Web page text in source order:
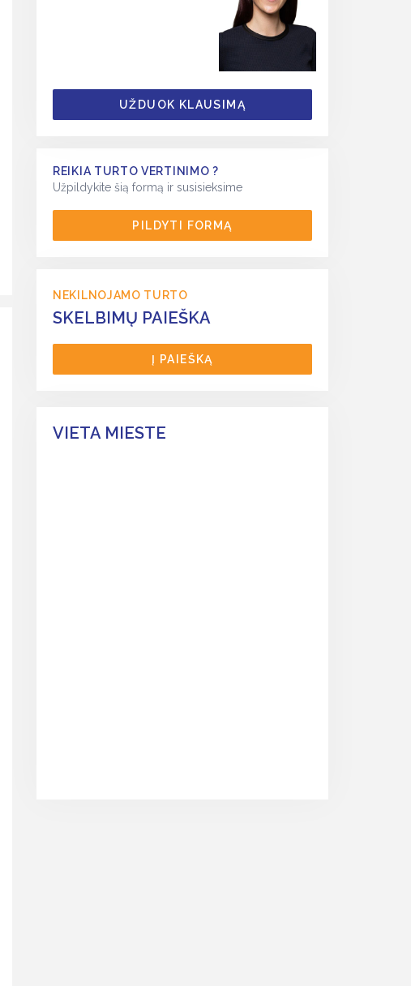
UŽDUOK KLAUSIMĄ
REIKIA TURTO VERTINIMO ?
Užpildykite šią formą ir susisieksime
PILDYTI FORMĄ
NEKILNOJAMO TURTO
SKELBIMŲ PAIEŠKA
Į PAIEŠKĄ
VIETA MIESTE